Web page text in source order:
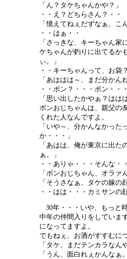
「ん？タケちゃんかや？」
・・え？どちらさん？・・
「憶えてねぇだずなぁ、
・・はぁ・・
「さっきな、キーちゃん
ケちゃんが釣りに出てるか
ぃ。」
・・キーちゃんって、お袋
「あははは～、まだ分か
・・ボン？・・・ボン・・
「思い出したかやぁ？はは
ボンおじちゃんは、親父の
くれた人なんですよ。
「いや～、分かんなかっ
か・・・」
「あはは、俺が東京に出
ぁ。」
・・ありゃ・・・そんな
「ボンおじちゃん、オラ
「そうさなぁ、タケの嫁
・・はは・・・カミサン
30年・・・いや、もっと
中年の仲間入りをしていま
になってますよ。
でもねぇ、お酒がすすむに
「タケ、まだテンカラなん
「うん、面白れぇかんな